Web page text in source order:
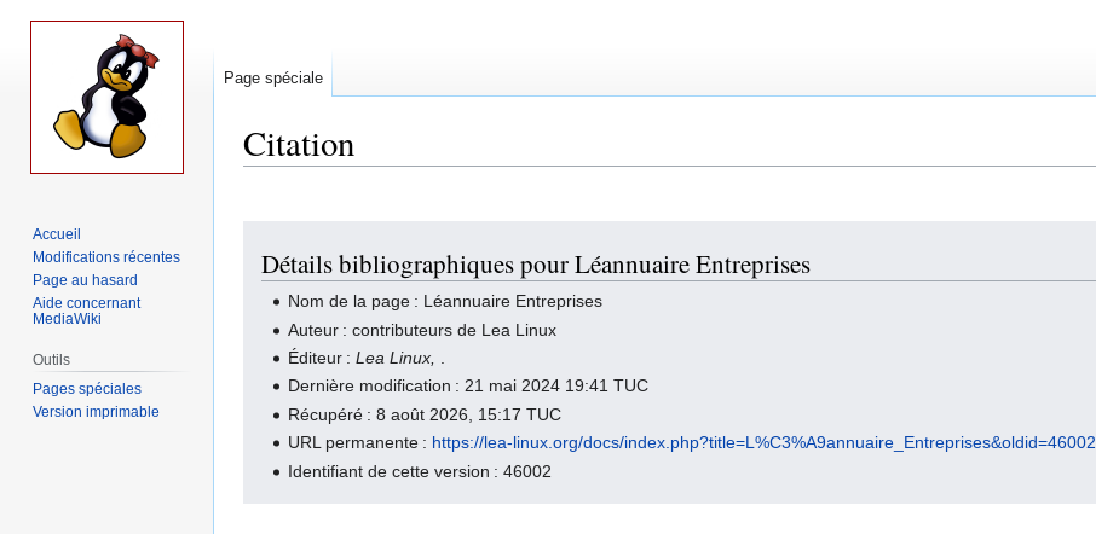
Citation
navigation
recherche
Détails bibliographiques pour Léannuaire Entreprises
Nom de la page : Léannuaire Entreprises
Auteur : contributeurs de Lea Linux
Éditeur :Lea Linux,
Dernière modification : 21 mai 2024 19:41 TUC
Récupéré : 8 août 2026, 15:17 TUC
URL permanente : https://lea-linux.org/docs/index.php?title=L%C3%A9annuaire_Entreprises&oldid=46002
Identifiant de cette version : 46002
Page spéciale
Accueil
Modifications récentes
Page au hasard
Aide concernant
MediaWiki
Outils
Pages spéciales
Version imprimable